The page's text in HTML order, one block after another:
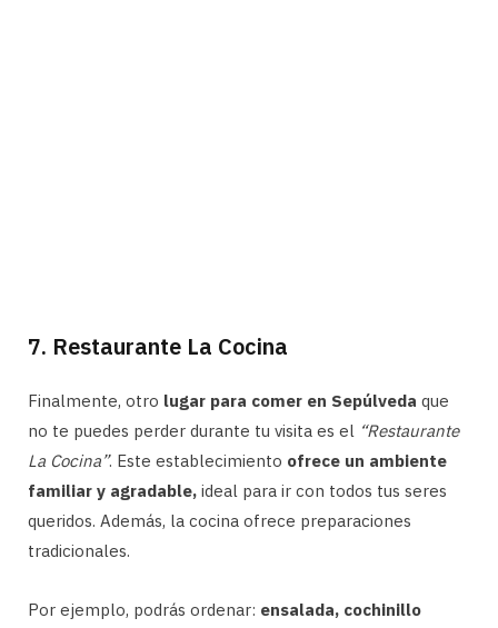
7. Restaurante La Cocina
Finalmente, otro lugar para comer en Sepúlveda que
no te puedes perder durante tu visita es el “Restaurante
La Cocina”. Este establecimiento ofrece un ambiente
familiar y agradable, ideal para ir con todos tus seres
queridos. Además, la cocina ofrece preparaciones
tradicionales.
Por ejemplo, podrás ordenar: ensalada, cochinillo